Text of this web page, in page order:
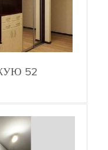
52